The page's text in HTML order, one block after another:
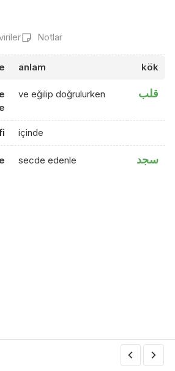
Notlar
anlam kök
ve eğilip doğrulurken قلب
içinde
secde edenle سجد